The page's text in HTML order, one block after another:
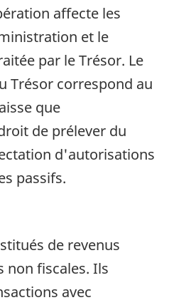
affecte les
et le
par le Trésor. Le
Trésor correspond au
que
de prélever du
d'autorisations
passifs.
de revenus
non fiscales. Ils
avec